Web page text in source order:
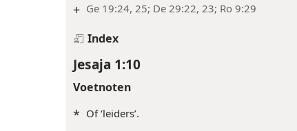
+ Ge 19:24, 25; De 29:22, 23; Ro 9:29
Index
Jesaja 1:10
Voetnoten
* Of ‘leiders’.